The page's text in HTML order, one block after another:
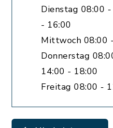
Dienstag 08:00
- 16:00
Mittwoch 08:00
Donnerstag
14:00 - 18:00
Freitag 08:00 -